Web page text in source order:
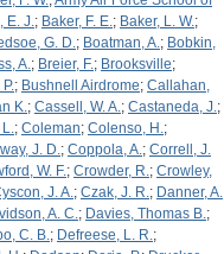
E. J.; Baker, F. E.; Baker, L. W.;
G. D.; Boatman, A.; Bobkin,
A.; Breier, F.; Brooksville;
; Bushnell Airdrome; Callahan,
K.; Cassell, W. A.; Castaneda, J.;
; Coleman; Colenso, H.;
J. D.; Coppola, A.; Correll, J.
W. F.; Crowder, R.; Crowley,
J. A.; Czak, J. R.; Danner, A.
A. C.; Davies, Thomas B.;
C. B.; Defreese, L. R.;